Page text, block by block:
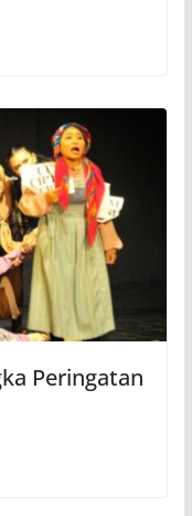
Peringatan